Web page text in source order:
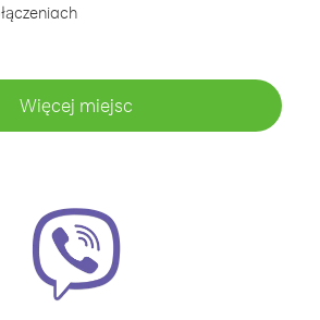
Więcej miejsc